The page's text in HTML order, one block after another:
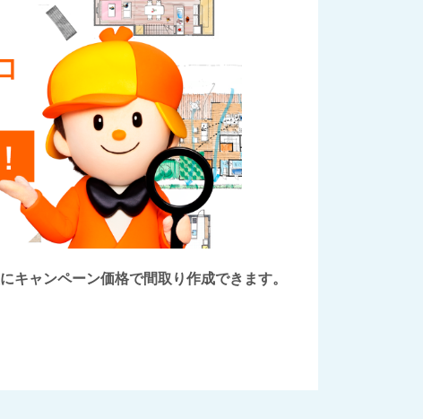
ャンペーン価格で間取り作成できます。